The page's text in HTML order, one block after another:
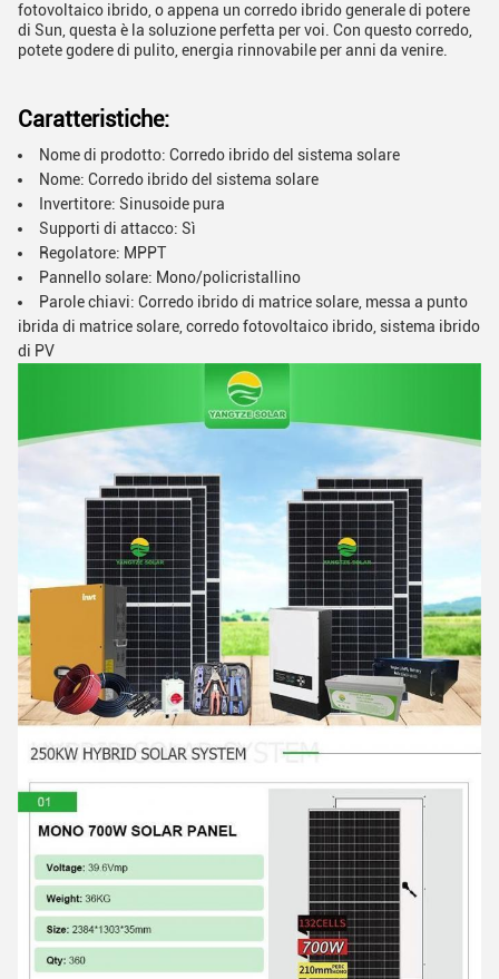
fotovoltaico ibrido, o appena un corredo ibrido generale di potere
di Sun, questa è la soluzione perfetta per voi. Con questo corredo,
potete godere di pulito, energia rinnovabile per anni da venire.
Caratteristiche:
Nome di prodotto: Corredo ibrido del sistema solare
Nome: Corredo ibrido del sistema solare
Invertitore: Sinusoide pura
Supporti di attacco: Sì
Regolatore: MPPT
Pannello solare: Mono/policristallino
Parole chiavi: Corredo ibrido di matrice solare, messa a punto
ibrida di matrice solare, corredo fotovoltaico ibrido, sistema ibrido
di PV